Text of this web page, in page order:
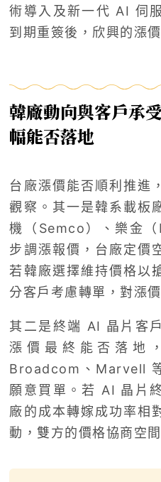
術導入及新一代 AI 伺
到期重簽後，欣興的漲
韓廠動向與客戶承
幅能否落地
台廠漲價能否順利推進
觀察。其一是韓系載板
機（Semco）、樂金
步調漲報價，台廠定價
若韓廠選擇維持價格以
分客戶考慮轉單，對漲
其二是終端 AI 晶片客
漲價最終能否落地
Broadcom、Marvell
願意買單。若 AI 晶片
廠的成本轉嫁成功率相
動，雙方的價格協商空